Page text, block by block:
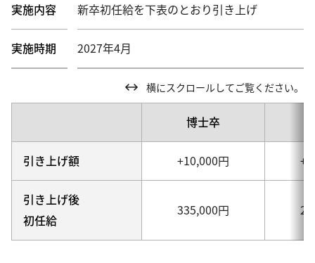
実施内容 新卒初任給を下表のとおり引き上げ
実施時期 2027年4月
横にスクロールしてご覧ください。
博士卒
引き上げ額 +10,000円
引き上げ後
初任給
335,000円